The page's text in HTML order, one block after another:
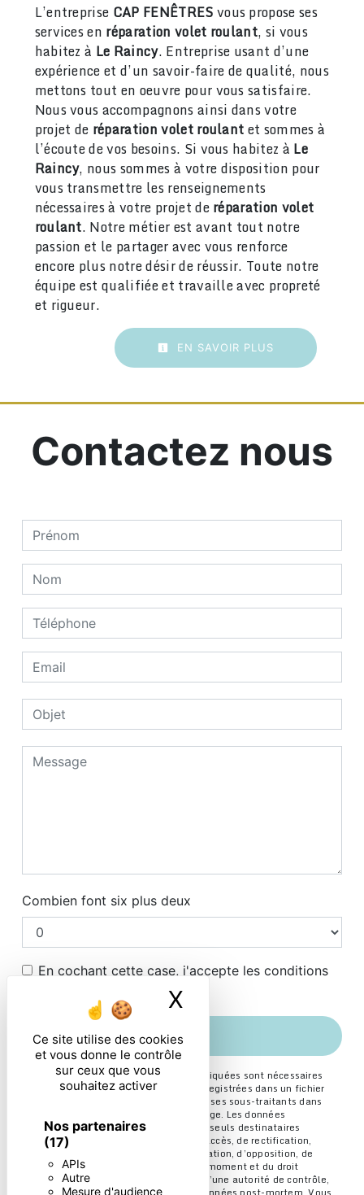
Ce site utilise des cookies
et vous donne le contrôle
sur ceux que vous
souhaitez activer
Nos partenaires
(17)
APIs
Autre
Mesure d'audience
X
L’entreprise CAP FENÊTRESvous propose ses
services en réparation volet roulant, si vous
habitez à Le Raincy. Entreprise usant d’une
expérience et d’un savoir-faire de qualité, nous
mettons tout en oeuvre pour vous satisfaire.
Nous vous accompagnons ainsi dans votre
projet de réparation volet roulantet sommes à
l’écoute de vos besoins. Si vous habitez à Le
Raincy, nous sommes à votre disposition pour
vous transmettre les renseignements
nécessaires à votre projet deréparation volet
roulant. Notre métier est avant tout notre
passion et le partager avec vous renforce
encore plus notre désir de réussir. Toute notre
équipe est qualifiée et travaille avec propreté
et rigueur.
EN SAVOIR PLUS
Contactez nous
Combien font six plus deux
En cochant cette case, j'accepte les conditions
particulières ci-dessous **
ENVOYER
** Les données personnelles communiquées sont nécessaires
aux fins de vous contacter et sont enregistrées dans un fichier
informatisé. Elles sont destinées à et ses sous-traitants dans
le seul but de répondre à votre message. Les données
collectées seront communiquées aux seuls destinataires
suivants: . Vous disposez de droits d’accès, de rectification,
d’effacement, de portabilité, de limitation, d’opposition, de
retrait de votre consentement à tout moment et du droit
d’introduire une réclamation auprès d’une autorité de contrôle,